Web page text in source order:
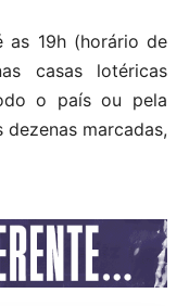
as 19h (horário de
casas lotéricas
o país ou pela
marcadas,